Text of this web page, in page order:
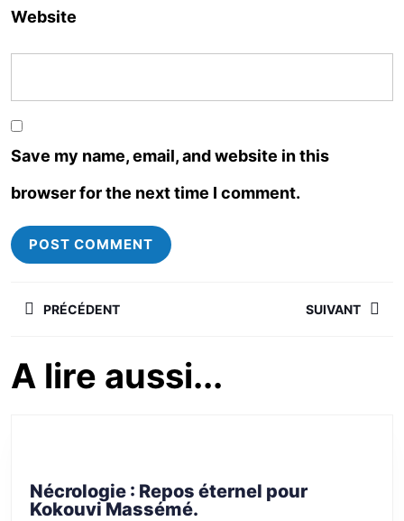
Website
Save my name, email, and website in this
browser for the next time I comment.
PRÉCÉDENT SUIVANT
A lire aussi...
Nécrologie : Repos éternel pour
Kokouvi Massémé.